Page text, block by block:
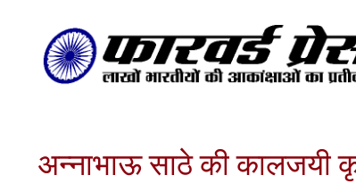
अन्नाभाऊ साठे की कालजयी